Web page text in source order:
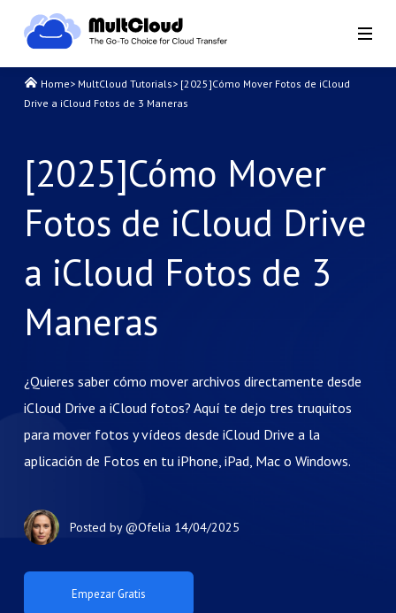
Home> MultCloud Tutorials> [2025]Cómo Mover Fotos de iCloud
Drive a iCloud Fotos de 3 Maneras
[2025]Cómo Mover
Fotos de iCloud Drive
a iCloud Fotos de 3
Maneras
¿Quieres saber cómo mover archivos directamente desde
iCloud Drive a iCloud fotos? Aquí te dejo tres truquitos
para mover fotos y vídeos desde iCloud Drive a la
aplicación de Fotos en tu iPhone, iPad, Mac o Windows.
Posted by@Ofelia 14/04/2025